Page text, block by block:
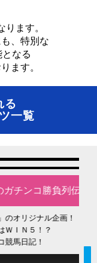
ります。
、特別な
なる
ます。
る
一覧
負列伝
企画！